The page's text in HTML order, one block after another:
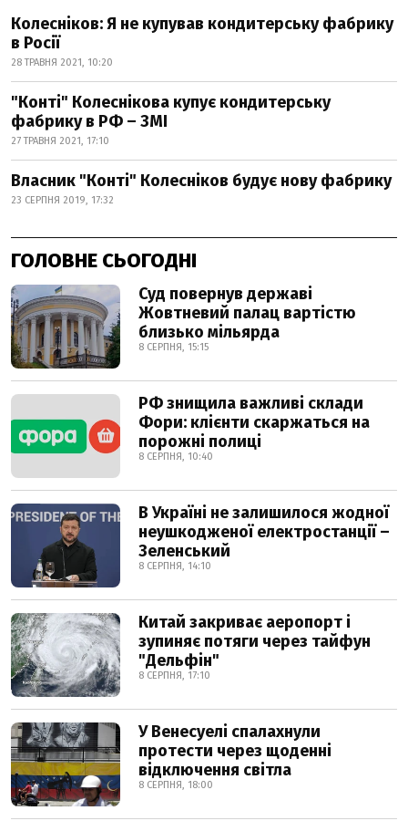
Колесніков: Я не купував кондитерську фабрику
в Росії
28 ТРАВНЯ 2021, 10:20
"Конті" Колеснікова купує кондитерську
фабрику в РФ – ЗМІ
27 ТРАВНЯ 2021, 17:10
Власник "Конті" Колесніков будує нову фабрику
23 СЕРПНЯ 2019, 17:32
ГОЛОВНЕ СЬОГОДНІ
Суд повернув державі
Жовтневий палац вартістю
близько мільярда
8 СЕРПНЯ, 15:15
РФ знищила важливі склади
Фори: клієнти скаржаться на
порожні полиці
8 СЕРПНЯ, 10:40
В Україні не залишилося жодної
неушкодженої електростанції –
Зеленський
8 СЕРПНЯ, 14:10
Китай закриває аеропорт і
зупиняє потяги через тайфун
"Дельфін"
8 СЕРПНЯ, 17:10
У Венесуелі спалахнули
протести через щоденні
відключення світла
8 СЕРПНЯ, 18:00